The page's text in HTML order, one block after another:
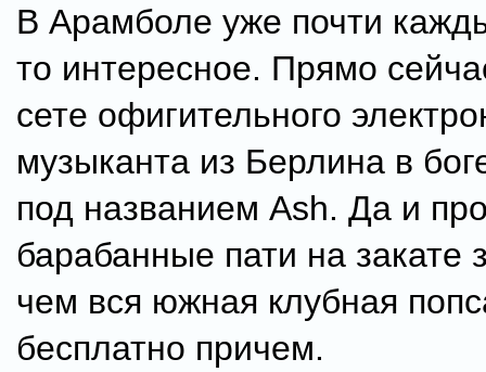
В Арамболе уже почти
то интересное. Прямо
сете офигительного
музыканта из Берлина в
под названием Ash. Да и
барабанные пати на закате
чем вся южная клубная
бесплатно причем.